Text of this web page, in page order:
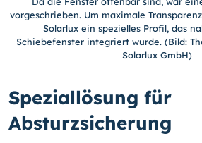
vorgeschrieben. Um maximale
Solarlux ein spezielles Profil, das
Schiebefenster integriert wurde. (Bild:
Solarlux GmbH)
Speziallösung für
Absturzsicherung